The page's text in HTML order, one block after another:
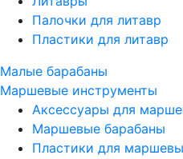
Палочки для литавр
Пластики для литавр
Малые барабаны
Маршевые инструменты
Аксессуары для
Маршевые барабаны
Пластики для